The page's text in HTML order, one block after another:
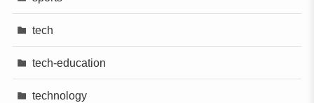
tech
tech-education
technology